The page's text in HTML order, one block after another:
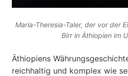
Maria-Theresia-Taler, der vor der
Birr in Äthiopien im
Äthiopiens
reichhaltig und komplex wie